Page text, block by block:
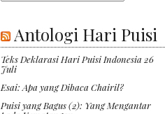
Antologi Hari Puisi
Teks Deklarasi Hari Puisi Indonesia 26
Juli
Esai: Apa yang Dibaca Chairil?
Puisi yang Bagus (2): Yang Mengantar